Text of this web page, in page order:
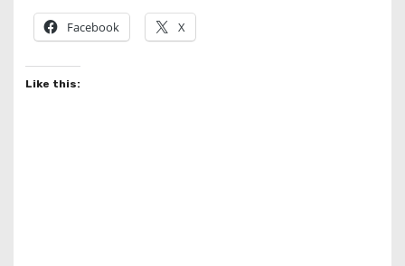
Facebook X
Like this: